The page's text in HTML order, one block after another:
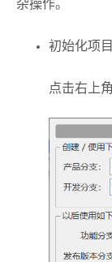
杂操作。
初始化项目
点击右上